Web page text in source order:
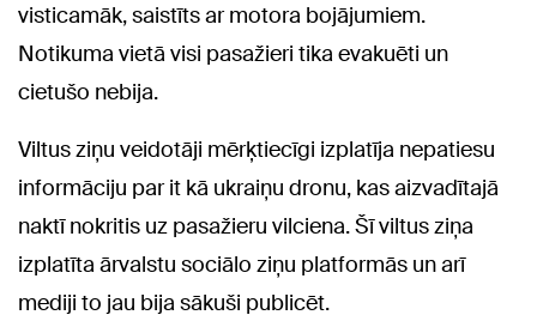
visticamāk, saistīts ar motora bojājumiem.
Notikuma vietā visi pasažieri tika evakuēti un
cietušo nebija.
Viltus ziņu veidotāji mērķtiecīgi izplatīja nepatiesu
informāciju par it kā ukraiņu dronu, kas aizvadītajā
naktī nokritis uz pasažieru vilciena. Šī viltus ziņa
izplatīta ārvalstu sociālo ziņu platformās un arī
mediji to jau bija sākuši publicēt.